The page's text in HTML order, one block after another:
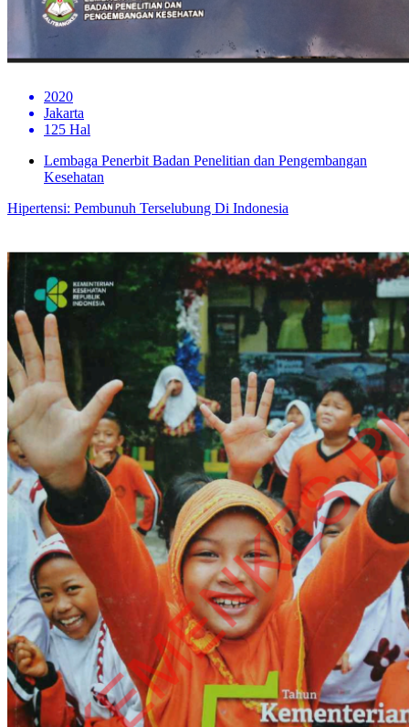
2020
Jakarta
125 Hal
Lembaga Penerbit Badan Penelitian dan Pengembangan
Kesehatan
Hipertensi: Pembunuh Terselubung Di Indonesia